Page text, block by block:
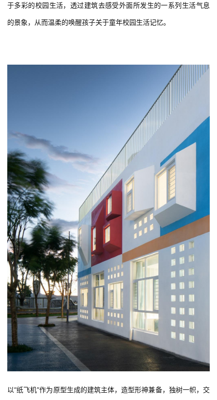
于多彩的校园生活，透过建筑去感受外面所发生的一系列生活气息
的景象，从而温柔的唤醒孩子关于童年校园生活记忆。
以“纸飞机”作为原型生成的建筑主体，造型形神兼备，独树一帜，交